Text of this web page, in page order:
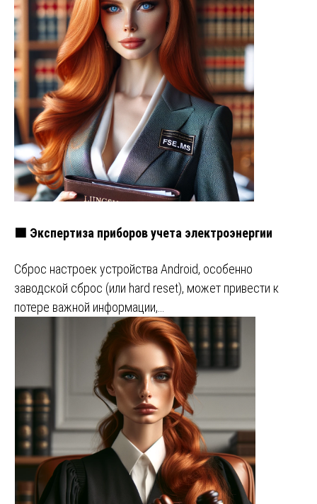
🟩 Экспертиза приборов учета электроэнергии
Сброс настроек устройства Android, особенно
заводской сброс (или hard reset), может привести к
потере важной информации,…